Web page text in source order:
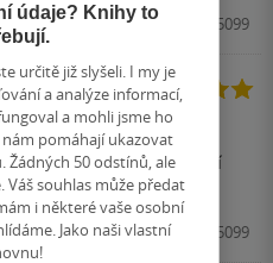
Egmont, 2026, 9788025205099
že dneska už se nedají
Egmont, 2026, 9788025205099
údaje? Knihy to
určitě již slyšeli. I my je
a analýze informací,
a mohli jsme ho
nám pomáhají ukazovat
Žádných 50 odstínů, ale
Váš souhlas může předat
i některé vaše osobní
Jako naši vlastní